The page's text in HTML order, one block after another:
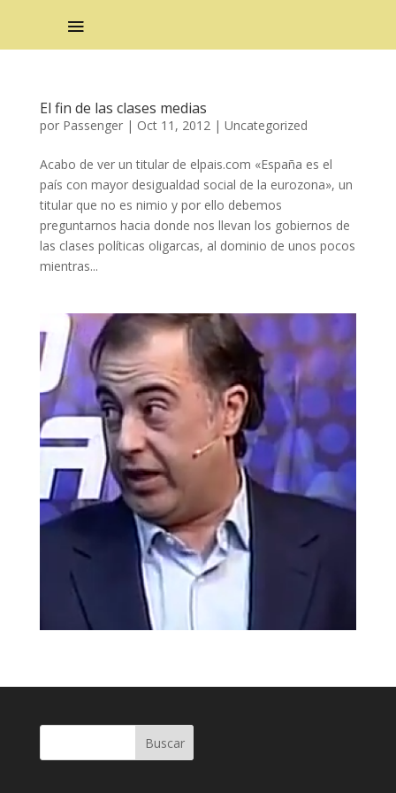
El fin de las clases medias
por Passenger| Oct 11, 2012| Uncategorized
Acabo de ver un titular de elpais.com «España es el
país con mayor desigualdad social de la eurozona», un
titular que no es nimio y por ello debemos
preguntarnos hacia donde nos llevan los gobiernos de
las clases políticas oligarcas, al dominio de unos pocos
mientras...